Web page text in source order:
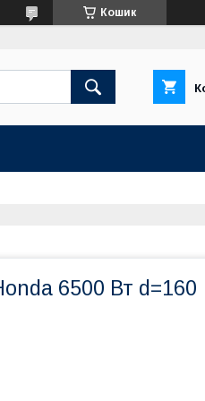
Кошик
6500 Вт d=160